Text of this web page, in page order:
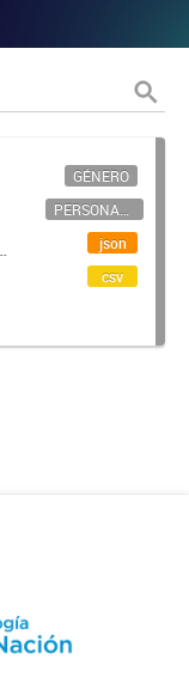
GÉNERO
PERSONAL CIENTÍFICO-TECNOLÓGICO
json
csv